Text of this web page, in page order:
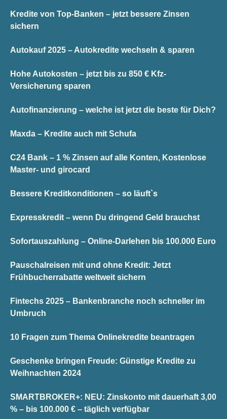
Kredite von Top-Banken – jetzt bessere Zinsen
sichern
Autokauf 2025 – Autokredite wechseln & sparen
Hohe Autokosten – jetzt bis zu 850 € Kfz-
Versicherung sparen
Autofinanzierung – welche ist jetzt die beste für Dich?
Maxda – Kredite auch mit Schufa
C24 Bank – 1 % Zinsen auf alle Konten, Kostenlose
Master- und girocard
Bessere Kreditkonditionen – so läuft`s
Expresskredit – wenn Du dringend Geld brauchst
Sofortauszahlung – Online-Darlehen bis 100.000 Euro
Pauschalreisen mit und ohne Kredit: Jetzt
Frühbucherrabatte weltweit sichern
Fintechs 2025 – Bankenbranche noch schneller im
Umbruch
10 Fragen zum Thema Onlinekredite beantragen
Geschenke bringen Freude: Günstige Kredite zu
Weihnachten 2024
SMARTBROKER+: NEU: Zinskonto mit dauerhaft 3,00
% – bis 100.000 € – täglich verfügbar